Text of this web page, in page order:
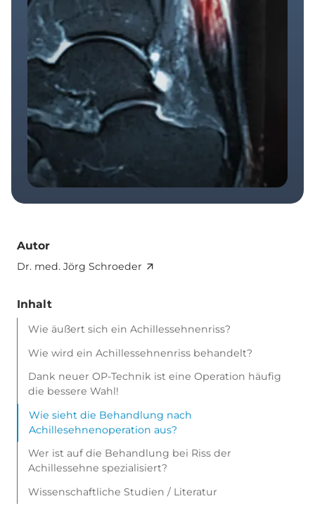
Autor
Dr. med. Jörg Schroeder
Inhalt
Wie äußert sich ein Achillessehnenriss?
Wie wird ein Achillessehnenriss behandelt?
Dank neuer OP-Technik ist eine Operation häufig
die bessere Wahl!
Wie sieht die Behandlung nach
Achillesehnenoperation aus?
Wer ist auf die Behandlung bei Riss der
Achillessehne spezialisiert?
Wissenschaftliche Studien / Literatur